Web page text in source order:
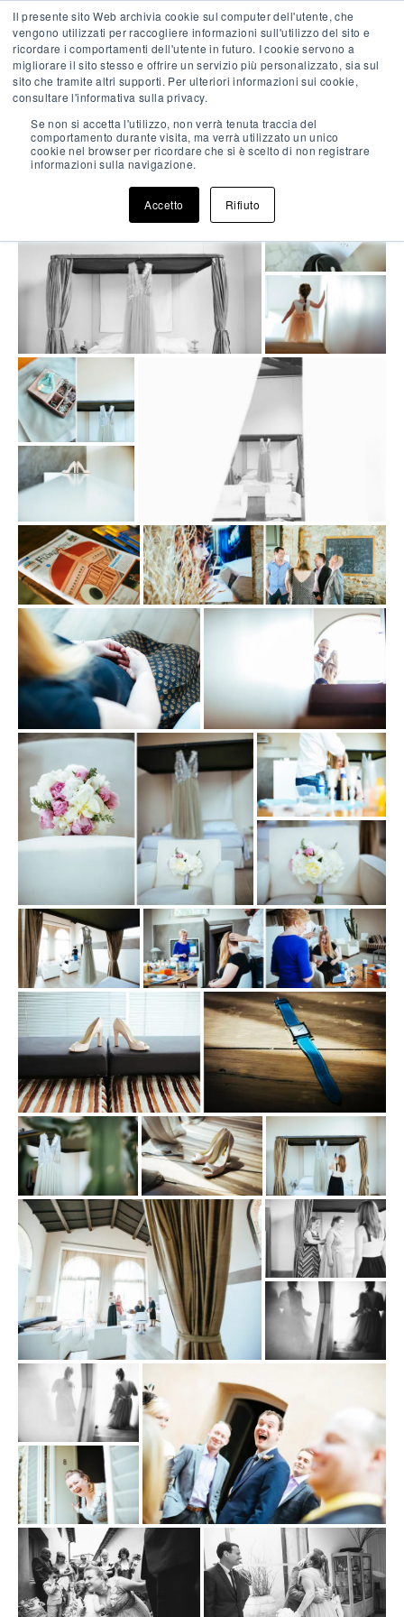
Il presente sito Web archivia cookie sul computer dell'utente, che
vengono utilizzati per raccogliere informazioni sull'utilizzo del sito e
ricordare i comportamenti dell'utente in futuro. I cookie servono a
migliorare il sito stesso e offrire un servizio più personalizzato, sia sul
sito che tramite altri supporti. Per ulteriori informazioni sui cookie,
consultare l'informativa sulla privacy.
Se non si accetta l'utilizzo, non verrà tenuta traccia del
comportamento durante visita, ma verrà utilizzato un unico
cookie nel browser per ricordare che si è scelto di non registrare
informazioni sulla navigazione.
Accetto Rifiuto
content
IT EN
Riva Loft (FR)
Enjoy a romantic getaway
Richard & Rachel